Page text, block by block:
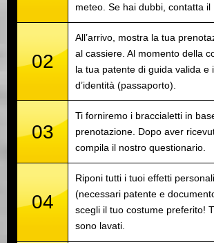
meteo. Se hai dubbi, contatta il
02
All’arrivo, mostra la tua
al cassiere. Al momento della
la tua patente di guida valida e
d’identità (passaporto).
03
Ti forniremo i braccialetti in
prenotazione. Dopo aver
compila il nostro questionario.
04
Riponi tutti i tuoi effetti
(necessari patente e
scegli il tuo costume preferito!
sono lavati.